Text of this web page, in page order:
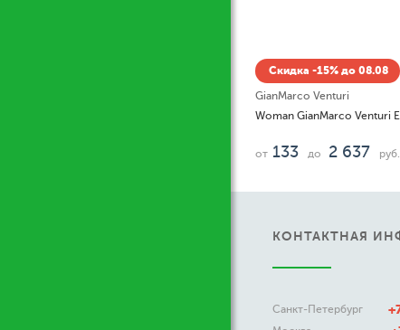
Скидка -15% до 08.08
GianMarco Venturi
от 133 до 2 637 руб.
КОНТАКТНАЯ
Санкт-Петербург